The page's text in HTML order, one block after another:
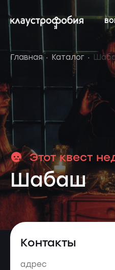
Главная Каталог
Этот квест
Шабаш
Контакты
адрес